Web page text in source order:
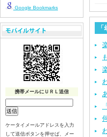
Google Bookmarks
携帯メールにＵＲＬ送信
ケータイメールアドレスを入力
して送信ボタンを押せば、メー